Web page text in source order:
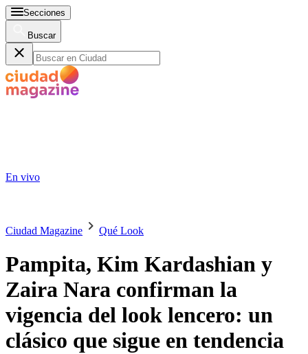
Secciones
Buscar
En vivo
Ciudad Magazine Qué Look
Pampita, Kim Kardashian y
Zaira Nara confirman la
vigencia del look lencero: un
clásico que sigue en tendencia